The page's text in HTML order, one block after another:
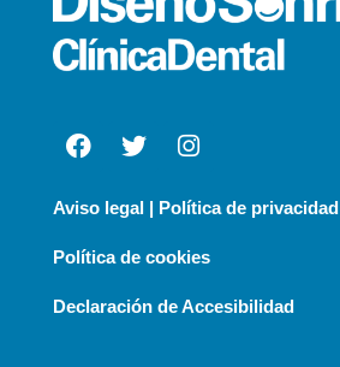
Aviso legal | Política de privacidad
Política de cookies
Declaración de Accesibilidad